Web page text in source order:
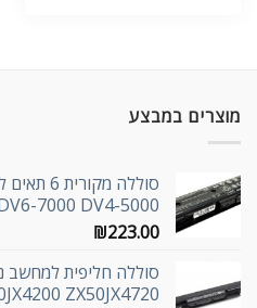
מוצרים במבצע
7000 DV4-5000
₪223.00
ZX50JX4720